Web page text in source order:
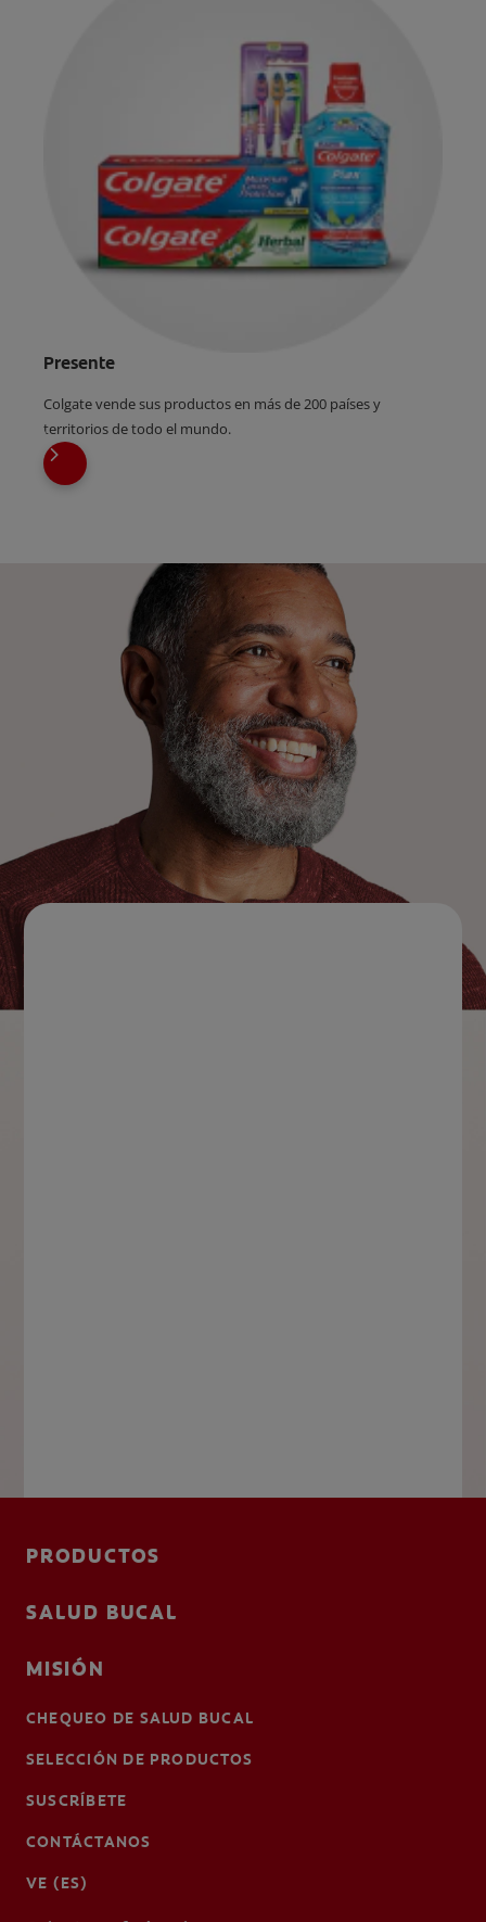
Presente
Colgate vende sus productos en más de 200 países y
territorios de todo el mundo.
PRODUCTOS
SALUD BUCAL
MISIÓN
CHEQUEO DE SALUD BUCAL
SELECCIÓN DE PRODUCTOS
SUSCRÍBETE
CONTÁCTANOS
VE (ES)